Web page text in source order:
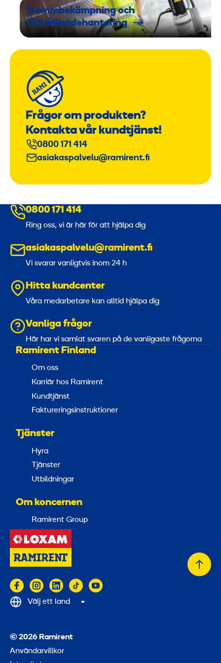
Dammbekämpning och
förhållandehantering
Frågor om produkten?
Kontakta vår kundtjänst!
0800 171 414
asiakaspalvelu@ramirent.fi
0800 171 414
Ring oss, vi är här för att hjälpa dig
asiakaspalvelu@ramirent.fi
Vi svarar vanligtvis inom 24 h
Hitta kundcenter
Våra medarbetare kan alltid hjälpa dig
Vanliga frågor
Här har vi samlat svaren på de vanligaste frågorna
Ramirent Finland
Om oss
Karriär hos Ramirent
Kundtjänst
Faktureringsinstruktioner
Tjänster
Hyra
Tjänster
Utbildningar
Om koncernen
Ramirent Group
© 2026 Ramirent
Användarvillkor
Välj ett land